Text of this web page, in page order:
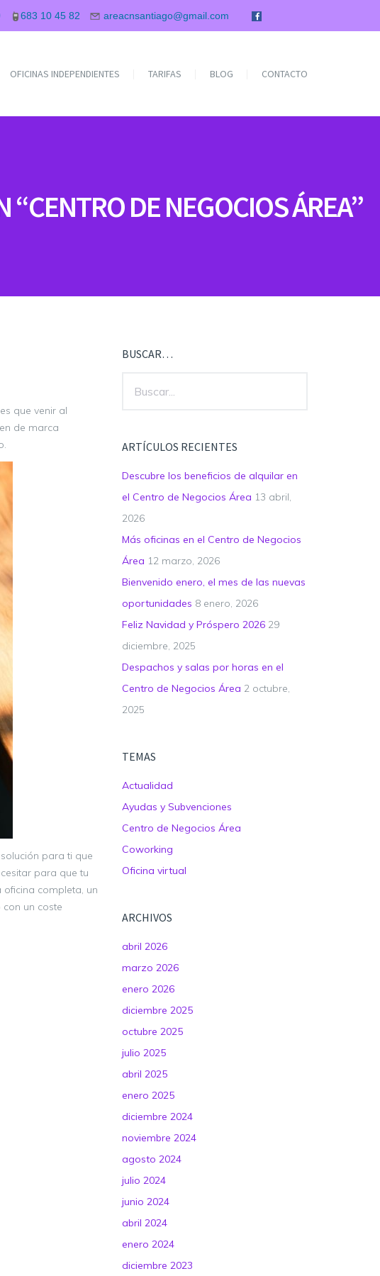
683 10 45 82 areacnsantiago@gmail.com
OFICINAS INDEPENDIENTES TARIFAS BLOG CONTACTO
“CENTRO DE NEGOCIOS ÁREA”
que venir al
de marca
para ti que
para que tu
completa, un
un coste
BUSCAR…
ARTÍCULOS RECIENTES
Descubre los beneficios de alquilar en
el Centro de Negocios Área 13 abril,
2026
Más oficinas en el Centro de Negocios
Área 12 marzo, 2026
Bienvenido enero, el mes de las nuevas
oportunidades 8 enero, 2026
Feliz Navidad y Próspero 2026 29
diciembre, 2025
Despachos y salas por horas en el
Centro de Negocios Área 2 octubre,
2025
TEMAS
Actualidad
Ayudas y Subvenciones
Centro de Negocios Área
Coworking
Oficina virtual
ARCHIVOS
abril 2026
marzo 2026
enero 2026
diciembre 2025
octubre 2025
julio 2025
abril 2025
enero 2025
diciembre 2024
noviembre 2024
agosto 2024
julio 2024
junio 2024
abril 2024
enero 2024
diciembre 2023